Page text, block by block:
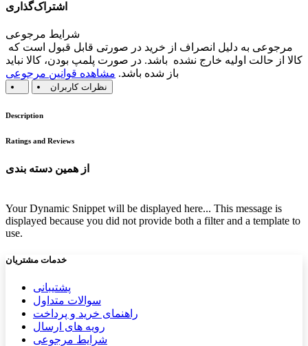
اشتراک‌گذاری
شرایط مرجوعی
کالا از حالت اولیه خارج نشده باشد. در صورت پلمپ بودن، کالا نباید
باز شده باشد. مشاهده قوانین مرجوعی
نظرات کاربران
Description
Ratings and Reviews
از همین دسته بندی
Your Dynamic Snippet will be displayed here... This message is
displayed because you did not provide both a filter and a template to
use.
خدمات مشتریان
پشتیب​​انی
سوالات متداول
راهنمای خرید و پرداخت
رویه های ارسال
شرایط مرجوعی